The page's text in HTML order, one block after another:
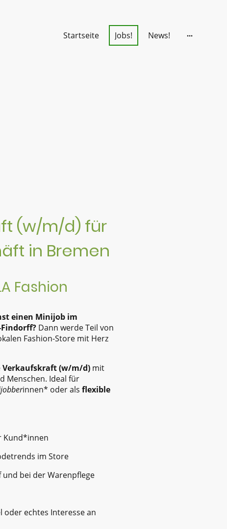
Startseite Jobs! News!
(w/m/d) für
in Bremen
Fashion
einen Minijob im
Dann werde Teil von
Fashion-Store mit Herz
Verkaufskraft (w/m/d) mit
Menschen. Ideal für
innen* oder als flexible
Kund*innen
im Store
bei der Warenpflege
oder echtes Interesse an